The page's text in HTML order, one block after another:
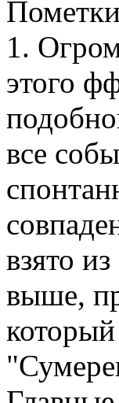
1.
этого
все
взято
выше,